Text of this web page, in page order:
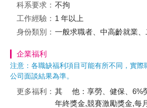
科系要求： 不拘
工作經驗： 1 年以上
身份類別： 一般求職者、中高齡就業
企業福利
注意：各職缺福利項目可能有所不同，實際
公司面談結果為準。
更多福利： 其 他：享勞、健保、6%
年終獎金,競賽激勵獎金,每